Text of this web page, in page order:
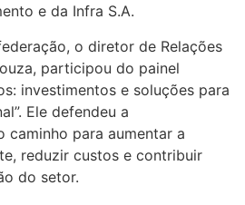
e da Infra S.A.
o diretor de Relações
participou do painel
investimentos e soluções para
Ele defendeu a
caminho para aumentar a
reduzir custos e contribuir
do setor.